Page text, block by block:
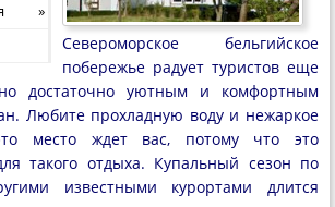
Североморское бельгийское
побережье радует туристов еще
достаточно уютным и комфортным
Любите прохладную воду и нежаркое
место ждет вас, потому что это
такого отдыха. Купальный сезон по
известными курортами длится